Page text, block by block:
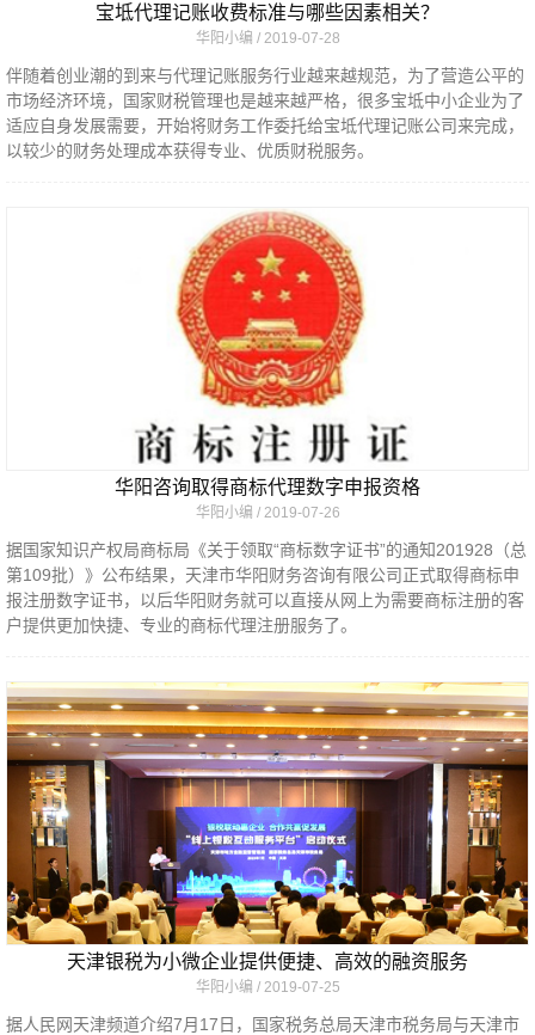
宝坻代理记账收费标准与哪些因素相关？
华阳小编 2019-07-28
伴随着创业潮的到来与代理记账服务行业越来越规范，为了营造公平的
市场经济环境，国家财税管理也是越来越严格，很多宝坻中小企业为了
适应自身发展需要，开始将财务工作委托给宝坻代理记账公司来完成，
以较少的财务处理成本获得专业、优质财税服务。
华阳咨询取得商标代理数字申报资格
华阳小编 2019-07-26
据国家知识产权局商标局《关于领取“商标数字证书”的通知201928（总
第109批）》公布结果，天津市华阳财务咨询有限公司正式取得商标申
报注册数字证书，以后华阳财务就可以直接从网上为需要商标注册的客
户提供更加快捷、专业的商标代理注册服务了。
天津银税为小微企业提供便捷、高效的融资服务
华阳小编 2019-07-25
据人民网天津频道介绍7月17日，国家税务总局天津市税务局与天津市